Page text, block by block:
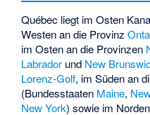
Québec liegt im Osten
Westen an die Provinz
im Osten an die Provinzen
Labrador und New
Lorenz-Golf, im Süden an
(Bundesstaaten Maine,
New York) sowie im